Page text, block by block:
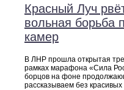
Красный Луч
вольная борьба
камер
В ЛНР прошла открытая
рамках марафона «Сила
борцов на фоне
рассказываем без красивых